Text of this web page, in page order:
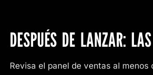
DESPUÉS DE LANZAR:
Revisa el panel de ventas al